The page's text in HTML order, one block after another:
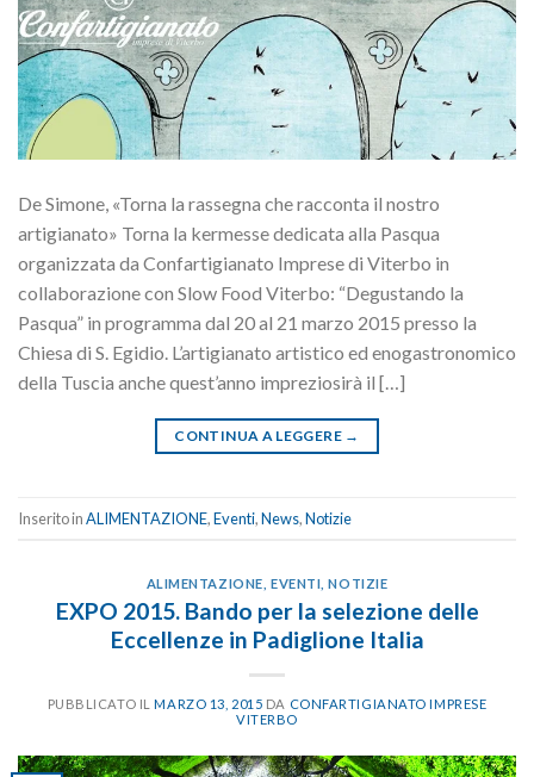
De Simone, «Torna la rassegna che racconta il nostro
artigianato» Torna la kermesse dedicata alla Pasqua
organizzata da Confartigianato Imprese di Viterbo in
collaborazione con Slow Food Viterbo: “Degustando la
Pasqua” in programma dal 20 al 21 marzo 2015 presso la
Chiesa di S. Egidio. L’artigianato artistico ed enogastronomico
della Tuscia anche quest’anno impreziosirà il […]
CONTINUA A LEGGERE →
Inserito inALIMENTAZIONE,Eventi,News,Notizie
ALIMENTAZIONE EVENTI ,NOTIZIE
EXPO 2015. Bando per la selezione delle
Eccellenze in Padiglione Italia
PUBBLICATO ILMARZO 13, 2015 DA CONFARTIGIANATO IMPRESE
VITERBO